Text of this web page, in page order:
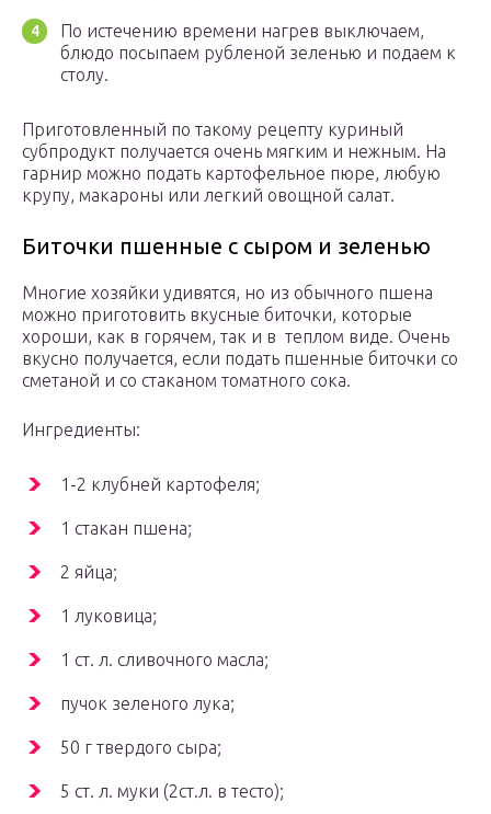
По истечению времени нагрев выключаем,
блюдо посыпаем рубленой зеленью и подаем к
столу.
Приготовленный по такому рецепту куриный
субпродукт получается очень мягким и нежным. На
гарнир можно подать картофельное пюре, любую
крупу, макароны или легкий овощной салат.
Биточки пшенные с сыром и зеленью
Многие хозяйки удивятся, но из обычного пшена
можно приготовить вкусные биточки, которые
хороши, как в горячем, так и в теплом виде. Очень
вкусно получается, если подать пшенные биточки со
сметаной и со стаканом томатного сока.
Ингредиенты:
1-2 клубней картофеля;
1 стакан пшена;
2 яйца;
1 луковица;
1 ст. л. сливочного масла;
пучок зеленого лука;
50 г твердого сыра;
5 ст. л. муки (2ст.л. в тесто);